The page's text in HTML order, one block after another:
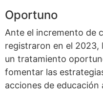
Oportuno
Ante el incremento de
registraron en el 2023,
un tratamiento
fomentar las
acciones de educación